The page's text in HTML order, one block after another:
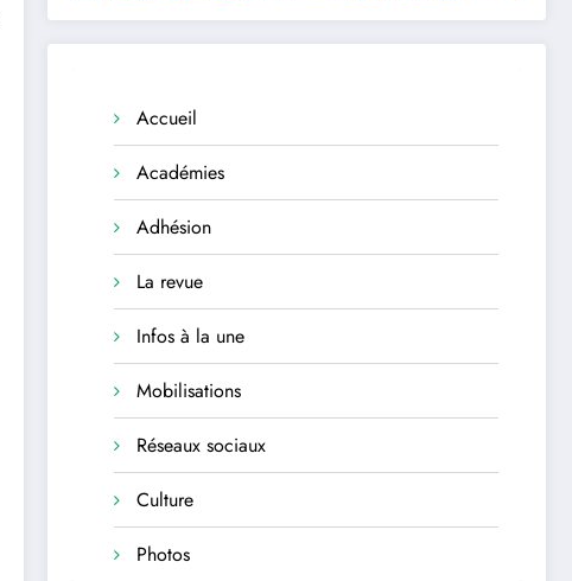
Accueil
Académies
Adhésion
La revue
Infos à la une
Mobilisations
Réseaux sociaux
Culture
Photos